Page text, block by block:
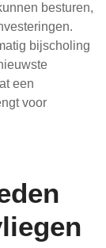
besturen,
bijscholing
een
voor